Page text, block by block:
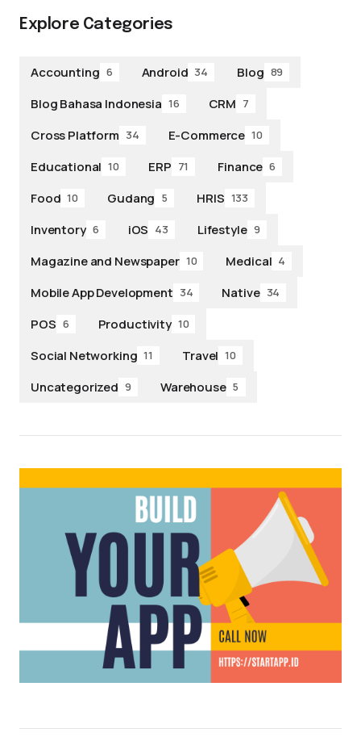
Explore Categories
Accounting 6 Android 34 Blog 89
Blog Bahasa Indonesia 16 CRM 7
Cross Platform 34 E-Commerce 10
Educational 10 ERP 71 Finance 6
Food 10 Gudang 5 HRIS 133
Inventory 6 iOS 43 Lifestyle 9
Magazine and Newspaper 10 Medical 4
Mobile App Development 34 Native 34
POS 6 Productivity 10
Social Networking 11 Travel 10
Uncategorized 9 Warehouse 5